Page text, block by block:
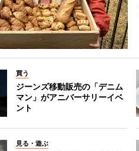
買う
ジーンズ移動販売の「デニム
マン」がアニバーサリーイベ
ント
見る・遊ぶ